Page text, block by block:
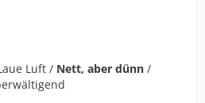
Luft / Nett, aber dünn /